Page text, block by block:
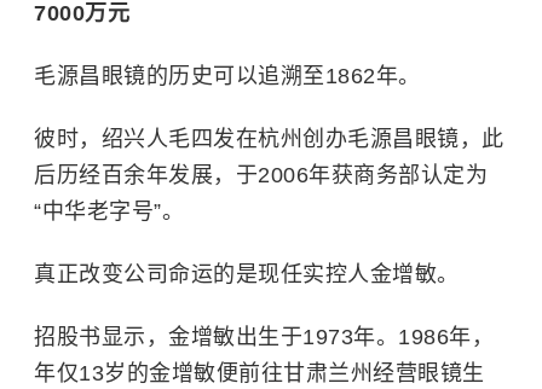
7000万元
毛源昌眼镜的历史可以追溯至1862年。
彼时，绍兴人毛四发在杭州创办毛源昌眼镜，此
后历经百余年发展，于2006年获商务部认定为
“中华老字号”。
真正改变公司命运的是现任实控人金增敏。
招股书显示，金增敏出生于1973年。1986年，
年仅13岁的金增敏便前往甘肃兰州经营眼镜生